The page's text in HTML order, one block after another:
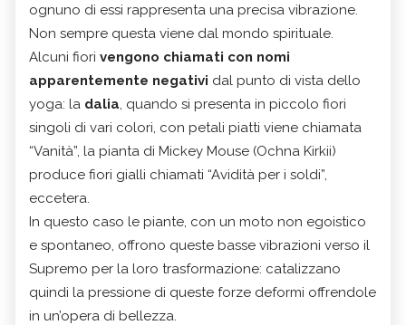
ognuno di essi rappresenta una precisa vibrazione.
Non sempre questa viene dal mondo spirituale.
Alcuni fiori vengono chiamati con nomi
apparentemente negativi dal punto di vista dello
yoga: la dalia, quando si presenta in piccolo fiori
singoli di vari colori, con petali piatti viene chiamata
“Vanità”, la pianta di Mickey Mouse (Ochna Kirkii)
produce fiori gialli chiamati “Avidità per i soldi”,
eccetera.
In questo caso le piante, con un moto non egoistico
e spontaneo, offrono queste basse vibrazioni verso il
Supremo per la loro trasformazione: catalizzano
quindi la pressione di queste forze deformi offrendole
in un’opera di bellezza.